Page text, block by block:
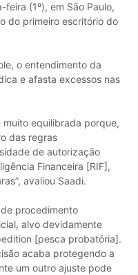
(1º), em São Paulo,
do primeiro escritório do
o entendimento da
e afasta excessos nas
muito equilibrada porque,
das regras
de autorização
Financeira [RIF],
avaliou Saadi.
procedimento
alvo devidamente
[pesca probatória].
acaba protegendo a
um outro ajuste pode